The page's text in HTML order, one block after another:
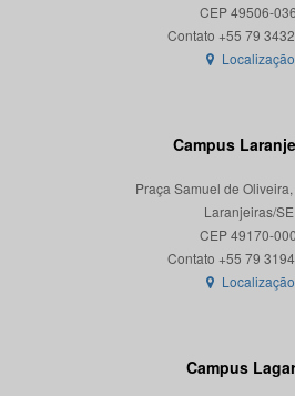
CEP 49506-036
Localização
Campus
Praça Samuel de
Laranjeiras/SE
CEP 49170-000
Localização
Campus